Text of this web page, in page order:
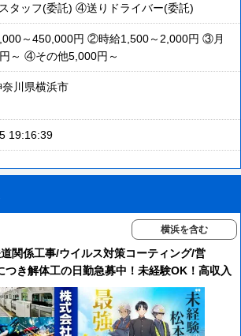
タッフ(委託) ④送りドライバー(委託)
～450,000円 ②時給1,500～2,000円 ③月
～ ④その他5,000円～
県横浜市
19:16:39
横浜を含む
道関係工事/ウイルス対策コーティング/営
つき解体工の日勤急募中！未経験OK！高収入
習得できます！【神奈川を代表する企業100